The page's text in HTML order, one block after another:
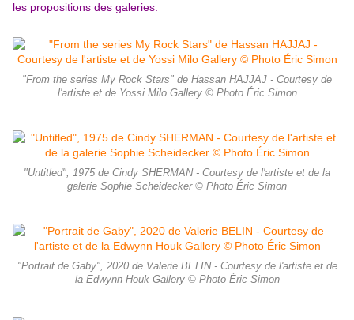
les propositions des galeries.
"From the series My Rock Stars" de Hassan HAJJAJ - Courtesy de
l'artiste et de Yossi Milo Gallery © Photo Éric Simon
"Untitled", 1975 de Cindy SHERMAN - Courtesy de l'artiste et de la
galerie Sophie Scheidecker © Photo Éric Simon
"Portrait de Gaby", 2020 de Valerie BELIN - Courtesy de l'artiste et de
la Edwynn Houk Gallery © Photo Éric Simon